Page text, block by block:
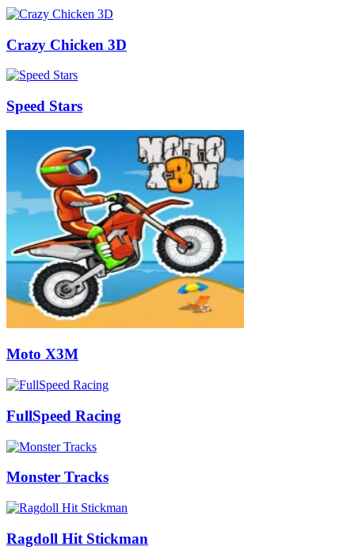
Crazy Chicken 3D
Speed Stars
Moto X3M
FullSpeed Racing
Monster Tracks
Ragdoll Hit Stickman